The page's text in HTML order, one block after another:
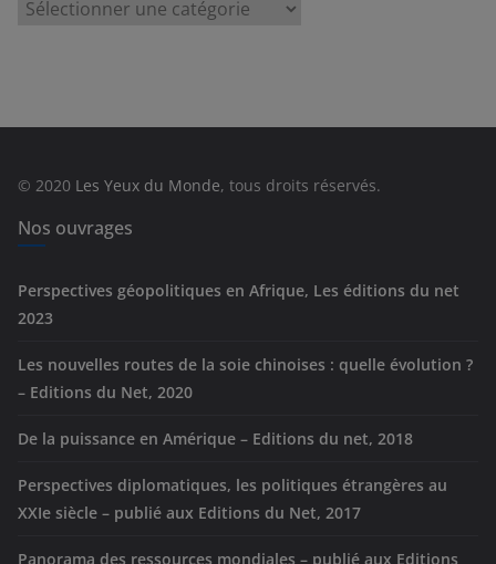
e
s
© 2020 Les Yeux du Monde, tous droits réservés.
Nos ouvrages
Perspectives géopolitiques en Afrique, Les éditions du net
2023
Les nouvelles routes de la soie chinoises : quelle évolution ?
– Editions du Net, 2020
De la puissance en Amérique – Editions du net, 2018
Perspectives diplomatiques, les politiques étrangères au
XXIe siècle – publié aux Editions du Net, 2017
Panorama des ressources mondiales – publié aux Editions